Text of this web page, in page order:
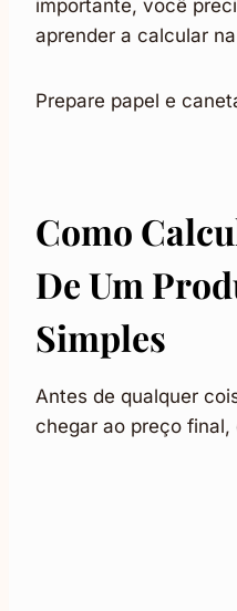
importante, você
aprender a calcular
Prepare papel e
Como
De Um
Simples
Antes de qualquer
chegar ao preço